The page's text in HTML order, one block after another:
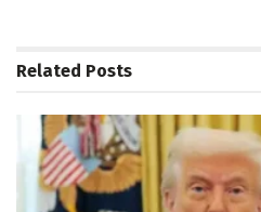
Related Posts